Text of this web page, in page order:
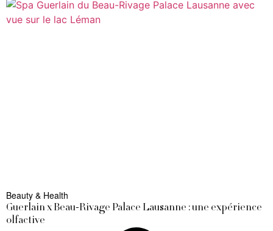
Beauty & Health
Guerlain x Beau-Rivage Palace Lausanne : une expérience
olfactive